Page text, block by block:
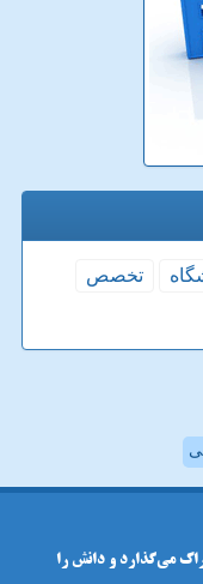
تخصص
می‌گذارد و دانش را